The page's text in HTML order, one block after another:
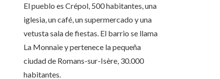
El pueblo es Crépol, 500 habitantes, una
iglesia, un café, un supermercado y una
vetusta sala de fiestas. El barrio se llama
La Monnaie y pertenece la pequeña
ciudad de Romans-sur-Isère, 30.000
habitantes.